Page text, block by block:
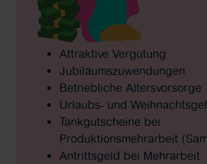
Attraktive Vergütung
Jubiläumszuwendungen
Betriebliche Altersvorsorge
Urlaubs- und
Tankgutscheine bei
Produktionsmehrarbeit
Antrittsgeld bei Mehrarbeit